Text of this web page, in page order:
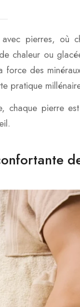
avec pierres,
chaleur ou
des
pratique
pierre